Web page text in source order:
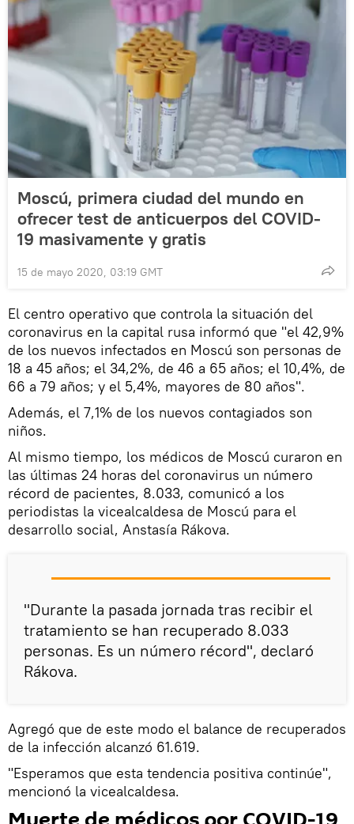
Moscú, primera ciudad del mundo en
ofrecer test de anticuerpos del COVID-
19 masivamente y gratis
15 de mayo 2020, 03:19 GMT
El centro operativo que controla la situación del
coronavirus en la capital rusa informó que "el 42,9%
de los nuevos infectados en Moscú son personas de
18 a 45 años; el 34,2%, de 46 a 65 años; el 10,4%, de
66 a 79 años; y el 5,4%, mayores de 80 años".
Además, el 7,1% de los nuevos contagiados son
niños.
Al mismo tiempo, los médicos de Moscú curaron en
las últimas 24 horas del coronavirus un número
récord de pacientes, 8.033, comunicó a los
periodistas la vicealcaldesa de Moscú para el
desarrollo social, Anstasía Rákova.
"Durante la pasada jornada tras recibir el
tratamiento se han recuperado 8.033
personas. Es un número récord", declaró
Rákova.
Agregó que de este modo el balance de recuperados
de la infección alcanzó 61.619.
"Esperamos que esta tendencia positiva continúe",
mencionó la vicealcaldesa.